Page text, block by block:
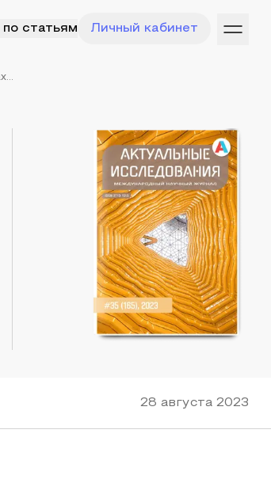
по статьям Личный кабинет
28 августа 2023